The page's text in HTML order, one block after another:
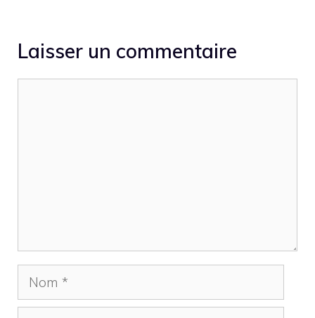
Laisser un commentaire
Nom